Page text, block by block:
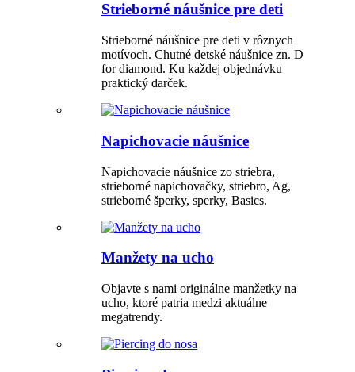
Strieborné náušnice pre deti
Strieborné náušnice pre deti v rôznych
motívoch. Chutné detské náušnice zn. D
for diamond. Ku každej objednávku
praktický darček.
Napichovacie náušnice
Napichovacie náušnice zo striebra,
strieborné napichovačky, striebro, Ag,
strieborné šperky, sperky, Basics.
Manžety na ucho
Objavte s nami originálne manžetky na
ucho, ktoré patria medzi aktuálne
megatrendy.